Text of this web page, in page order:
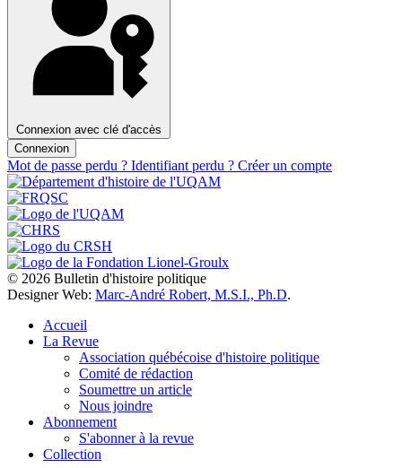
Connexion avec clé d'accès
Connexion
Mot de passe perdu ? Identifiant perdu ? Créer un compte
© 2026 Bulletin d'histoire politique
Designer Web: Marc-André Robert, M.S.I., Ph.D.
Accueil
La Revue
Association québécoise d'histoire politique
Comité de rédaction
Soumettre un article
Nous joindre
Abonnement
S'abonner à la revue
Collection